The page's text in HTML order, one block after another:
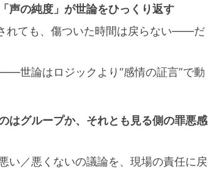
の純度」が世論をひっくり返す
れても、傷ついた時間は戻らない――だ
世論はロジックより“感情の証言”で動
グループか、それとも見る側の罪悪感
／悪くないの議論を、現場の責任に戻